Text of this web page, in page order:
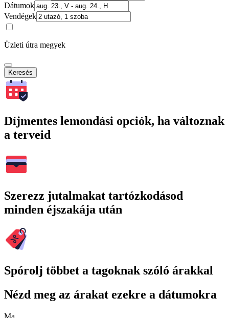
Dátumok
Vendégek
Üzleti útra megyek
Keresés
Díjmentes lemondási opciók, ha változnak
a terveid
Szerezz jutalmakat tartózkodásod
minden éjszakája után
Spórolj többet a tagoknak szóló árakkal
Nézd meg az árakat ezekre a dátumokra
Ma